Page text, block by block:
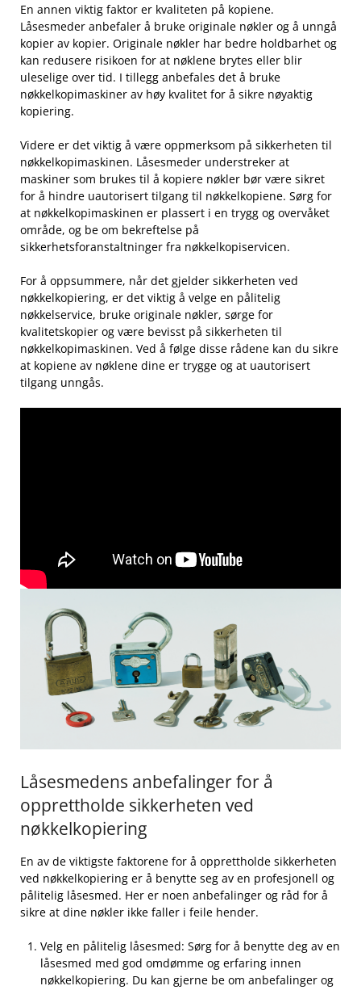
En annen viktig faktor er ​kvaliteten på kopiene.
Låsesmeder anbefaler å bruke originale nøkler og å unngå
kopier av kopier. Originale nøkler har⁣ bedre⁣ holdbarhet og⁤
kan redusere risikoen for at nøklene brytes ⁣eller ⁤blir
uleselige over tid. ​I tillegg anbefales det ‍å bruke
nøkkelkopimaskiner av høy kvalitet for å‌ sikre nøyaktig
‍kopiering.
Videre er det viktig å⁤ være oppmerksom på sikkerheten til
nøkkelkopimaskinen. Låsesmeder understreker at
maskiner som brukes til⁤ å kopiere nøkler bør være sikret
for å‌ hindre uautorisert⁣ tilgang til‌ nøkkelkopiene. Sørg for
at ‍nøkkelkopimaskinen‍ er plassert⁤ i en‌ trygg og overvåket
⁢område, og be om​ bekreftelse på⁤
sikkerhetsforanstaltninger fra nøkkelkopiservicen.
For å oppsummere, når det‍ gjelder sikkerheten⁤ ved‌
nøkkelkopiering, er⁣ det viktig⁢ å velge en pålitelig‌
nøkkelservice, bruke ‌originale nøkler, ‍sørge for
kvalitetskopier⁤ og‍ være ⁣bevisst på‌ sikkerheten ⁤til
nøkkelkopimaskinen. Ved å ⁢følge disse rådene kan du ⁤sikre
at kopiene av nøklene‍ dine er‌ trygge og at uautorisert
tilgang unngås.
Låsesmedens anbefalinger for å
opprettholde ⁢sikkerheten ‍ved
nøkkelkopiering
En ​av de viktigste faktorene for å ‌opprettholde‍ sikkerheten
ved nøkkelkopiering er ⁣å benytte seg av en profesjonell og
pålitelig låsesmed. ‍Her er noen anbefalinger og råd for å
sikre ‌at dine nøkler⁣ ikke faller i feile hender.
Velg en ⁣pålitelig ⁣låsesmed: ⁤Sørg for‍ å benytte deg av en
⁢låsesmed med‍ god omdømme og erfaring innen⁤
nøkkelkopiering. Du kan gjerne‌ be om anbefalinger og